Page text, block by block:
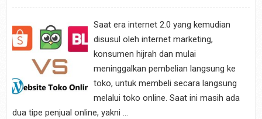
Saat era internet 2.0 yang kemudian
disusul oleh internet marketing,
konsumen hijrah dan mulai
meninggalkan pembelian langsung ke
toko, untuk membeli secara langsung
melalui toko online. Saat ini masih ada
dua tipe penjual online, yakni …